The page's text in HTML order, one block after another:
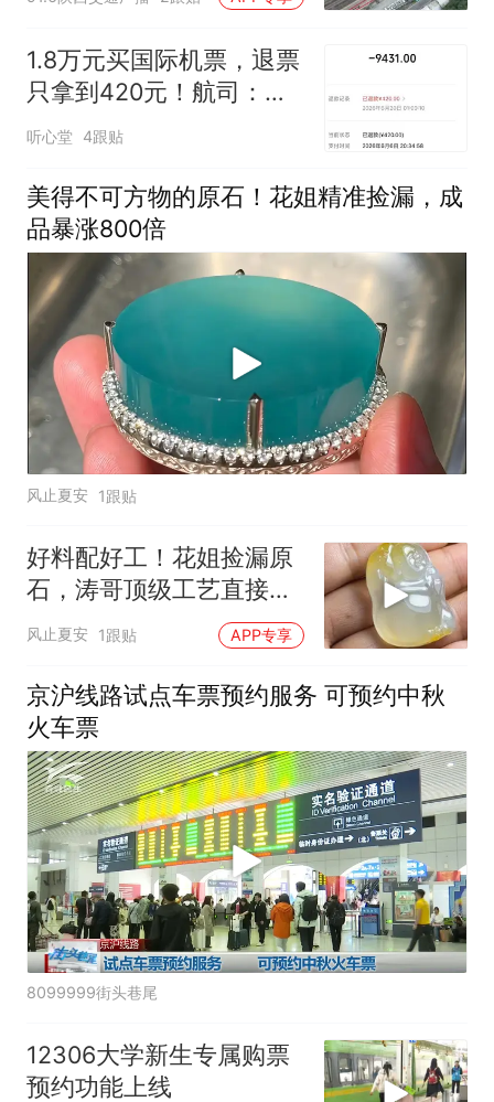
1.8万元买国际机票，退票
只拿到420元！航司：机
票钱不够扣手续费
听心堂 4跟贴
美得不可方物的原石！花姐精准捡漏，成
品暴涨800倍
风止夏安 1跟贴
好料配好工！花姐捡漏原
石，涛哥顶级工艺直接封
神
风止夏安 1跟贴 APP专享
京沪线路试点车票预约服务 可预约中秋
火车票
8099999街头巷尾
12306大学新生专属购票
预约功能上线